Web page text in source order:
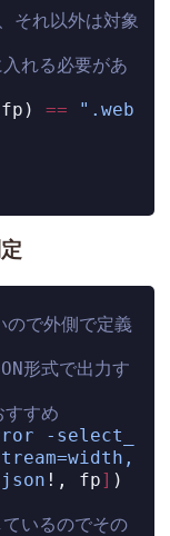
それ以外は対象
れる必要があ
==
".web
で外側で定義
形式で出力す
すめ
-select_
! , fp]
いるのでその